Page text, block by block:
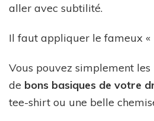
aller avec subtilité.
Il faut appliquer le fameux «
Vous pouvez simplement
de bons basiques de votre
tee-shirt ou une belle